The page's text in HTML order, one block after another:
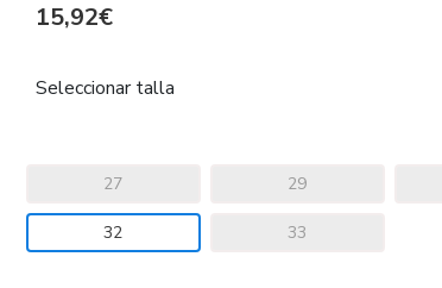
15,92€
Seleccionar talla
27 29
32 33